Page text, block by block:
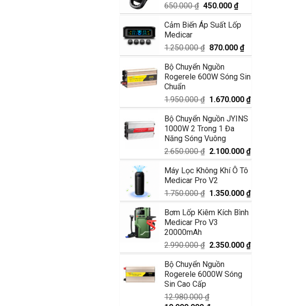
650.000₫ Giá
gốc
là:
450.000₫Giá
hiện
tại
450.000 ₫.
Cảm Biến Áp Suất Lốp
Medicar
1.250.000₫ Giá
gốc
là:
1.250.000 ₫.
870.000₫Giá
hiện
là:
Bộ Chuyển Nguồn
Rogerele 600W Sóng Sin
Chuẩn
1.950.000₫ Giá
gốc
là:
1.950.000 ₫.
1.670.000₫Giá
hiện
Bộ Chuyển Nguồn JYINS
1000W 2 Trong 1 Đa
Năng Sóng Vuông
2.650.000₫ Giá
gốc
là:
2.650.000 ₫.
2.100.000₫Giá
hiện
2.100.000 ₫.
Máy Lọc Không Khí Ô Tô
Medicar Pro V2
1.750.000₫ Giá
gốc
là:
1.750.000 ₫.
1.350.000₫Giá
hiện
Bơm Lốp Kiêm Kích Bình
Medicar Pro V3
20000mAh
2.990.000₫ Giá
gốc
là:
2.990.000 ₫.
2.350.000₫Giá
hiện
Bộ Chuyển Nguồn
Rogerele 6000W Sóng
Sin Cao Cấp
12.980.000₫